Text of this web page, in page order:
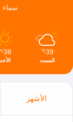
سماء
39
℃
السبت
38
℃
الأحد
الأشهر